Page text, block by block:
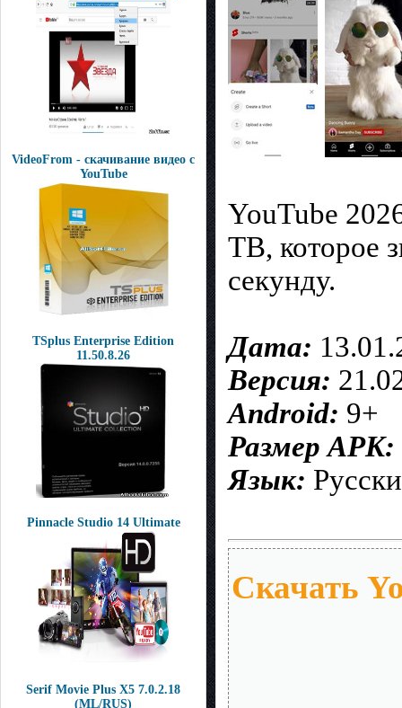
VideoFrom - скачивание видео с
YouTube
TSplus Enterprise Edition
11.50.8.26
Pinnacle Studio 14 Ultimate
Serif Movie Plus X5 7.0.2.18
(ML/RUS)
YouTube
ТВ, которое
секунду.
Дата:
Версия:
Android: 9+
Размер APK:
Язык:
Скачать